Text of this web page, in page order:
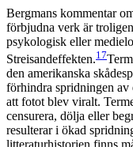
Bergmans kommentar
förbjudna verk är
psykologisk eller
Streisandeffekten.17
den amerikanska
förhindra spridningen
att fotot blev viralt.
censurera, dölja eller
resulterar i ökad
litteraturhistorien finns